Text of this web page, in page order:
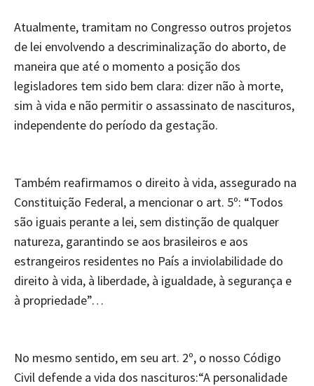
Atualmente, tramitam no Congresso outros projetos
de lei envolvendo a descriminalização do aborto, de
maneira que até o momento a posição dos
legisladores tem sido bem clara: dizer não à morte,
sim à vida e não permitir o assassinato de nascituros,
independente do período da gestação.
Também reafirmamos o direito à vida, assegurado na
Constituição Federal, a mencionar o art. 5º: “Todos
são iguais perante a lei, sem distinção de qualquer
natureza, garantindo se aos brasileiros e aos
estrangeiros residentes no País a inviolabilidade do
direito à vida, à liberdade, à igualdade, à segurança e
à propriedade”…
No mesmo sentido, em seu art. 2º, o nosso Código
Civil defende a vida dos nascituros:“A personalidade